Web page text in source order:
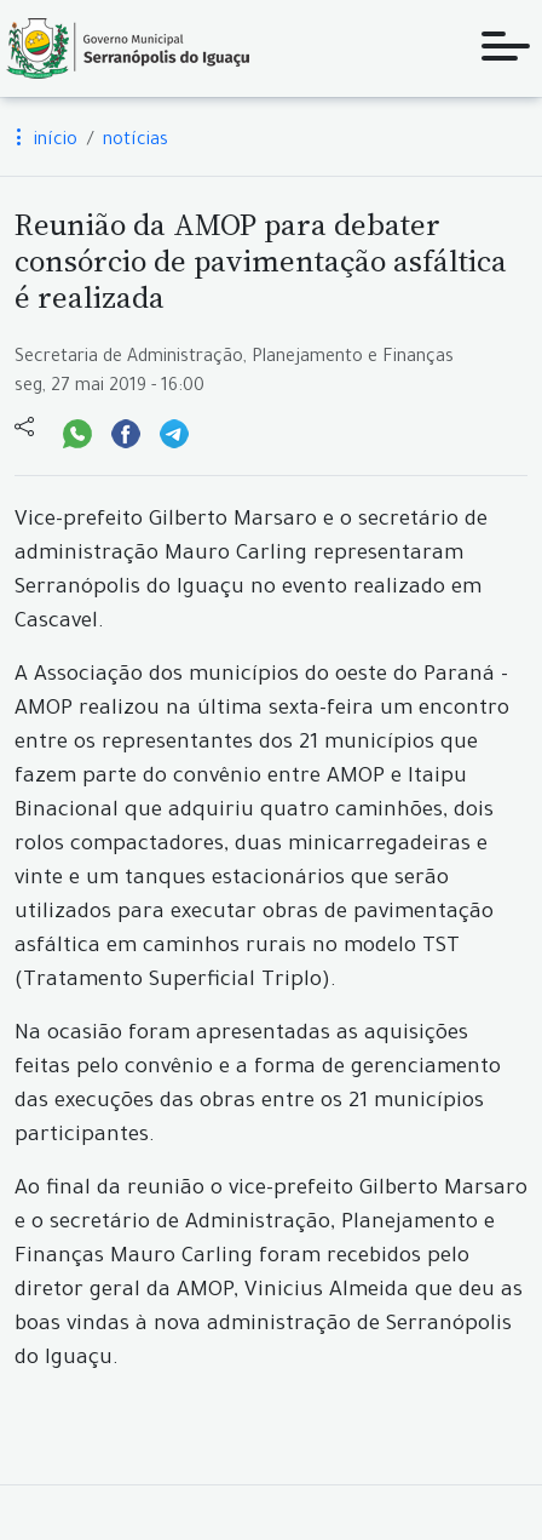
início notícias
Reunião da AMOP para debater
consórcio de pavimentação asfáltica
é realizada
Secretaria de Administração, Planejamento e Finanças
seg, 27 mai 2019 - 16:00
Vice-prefeito Gilberto Marsaro e o secretário de
administração Mauro Carling representaram
Serranópolis do Iguaçu no evento realizado em
Cascavel.
A Associação dos municípios do oeste do Paraná -
AMOP realizou na última sexta-feira um encontro
entre os representantes dos 21 municípios que
fazem parte do convênio entre AMOP e Itaipu
Binacional que adquiriu quatro caminhões, dois
rolos compactadores, duas minicarregadeiras e
vinte e um tanques estacionários que serão
utilizados para executar obras de pavimentação
asfáltica em caminhos rurais no modelo TST
(Tratamento Superficial Triplo).
Na ocasião foram apresentadas as aquisições
feitas pelo convênio e a forma de gerenciamento
das execuções das obras entre os 21 municípios
participantes.
Ao final da reunião o vice-prefeito Gilberto Marsaro
e o secretário de Administração, Planejamento e
Finanças Mauro Carling foram recebidos pelo
diretor geral da AMOP, Vinicius Almeida que deu as
boas vindas à nova administração de Serranópolis
do Iguaçu.